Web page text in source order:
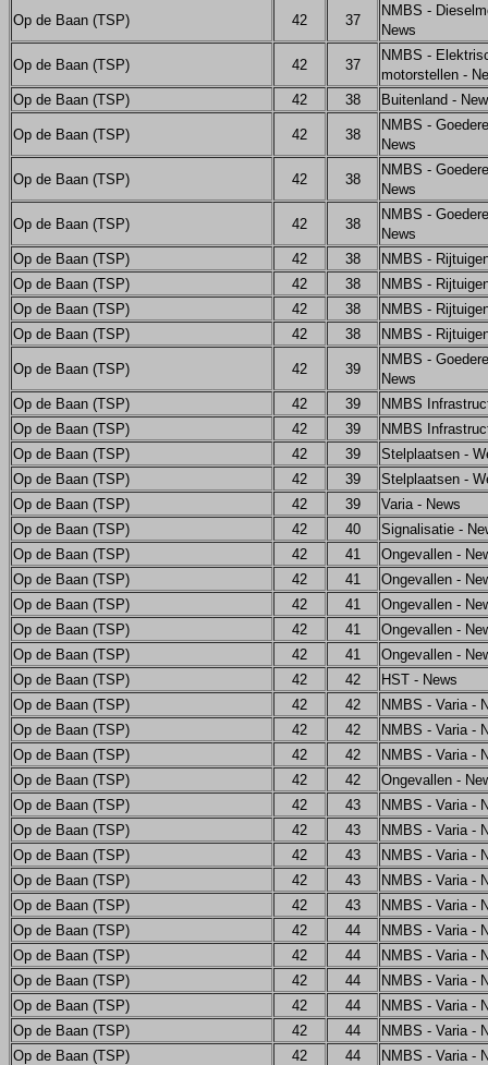
Op de Baan (TSP) 42 37
NMBS -
News
Op de Baan (TSP) 42 37
NMBS -
motorstellen -
Op de Baan (TSP)
42 38 Buitenland -
Op de Baan (TSP) 42 38
NMBS -
News
Op de Baan (TSP) 42 38
NMBS -
News
Op de Baan (TSP) 42 38
NMBS -
News
Op de Baan (TSP)
42 38
NMBS -
Op de Baan (TSP)
42 38
NMBS -
Op de Baan (TSP)
42 38
NMBS -
Op de Baan (TSP)
42 38 NMBS -
Op de Baan (TSP) 42 39
NMBS -
News
Op de Baan (TSP)
42 39
NMBS
Op de Baan (TSP)
42 39
NMBS
Op de Baan (TSP)
42 39
Stelplaatsen -
Op de Baan (TSP)
42 39
Stelplaatsen -
Op de Baan (TSP)
42 39
Varia - News
Op de Baan (TSP)
42 40
Signalisatie -
Op de Baan (TSP)
42 41
Ongevallen -
Op de Baan (TSP)
42 41
Ongevallen -
Op de Baan (TSP)
42 41
Ongevallen -
Op de Baan (TSP)
42 41
Ongevallen -
Op de Baan (TSP)
42 41
Ongevallen -
Op de Baan (TSP)
42 42
HST - News
Op de Baan (TSP)
42 42
NMBS - Varia -
Op de Baan (TSP)
42 42
NMBS - Varia -
Op de Baan (TSP)
42 42
NMBS - Varia -
Op de Baan (TSP)
42 42
Ongevallen -
Op de Baan (TSP)
42 43
NMBS - Varia -
Op de Baan (TSP)
42 43
NMBS - Varia -
Op de Baan (TSP)
42 43
NMBS - Varia -
Op de Baan (TSP)
42 43
NMBS - Varia -
Op de Baan (TSP)
42 43
NMBS - Varia -
Op de Baan (TSP)
42 44
NMBS - Varia -
Op de Baan (TSP)
42 44
NMBS - Varia -
Op de Baan (TSP)
42 44
NMBS - Varia -
Op de Baan (TSP)
42 44
NMBS - Varia -
Op de Baan (TSP)
42 44
NMBS - Varia -
Op de Baan (TSP)
42 44 NMBS - Varia -